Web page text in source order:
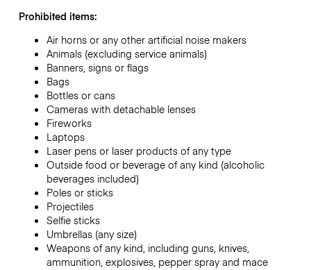
Prohibited items:
Air horns or any other artificial noise makers
Animals (excluding service animals)
Banners, signs or flags
Bags
Bottles or cans
Cameras with detachable lenses
Fireworks
Laptops
Laser pens or laser products of any type
Outside food or beverage of any kind (alcoholic
beverages included)
Poles or sticks
Projectiles
Selfie sticks
Umbrellas (any size)
Weapons of any kind, including guns, knives,
ammunition, explosives, pepper spray and mace